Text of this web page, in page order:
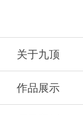
关于九顶
作品展示